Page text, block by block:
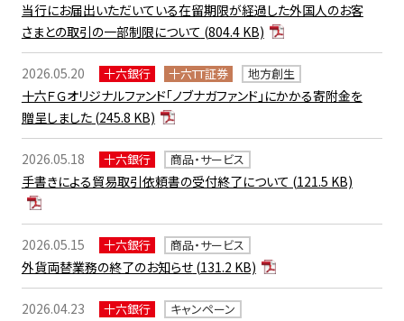
当行にお届出いただいている在留期限が経過した外国人のお客
さまとの取引の一部制限について (804.4 KB)
2026.05.20 十六銀行 十六TT証券 地方創生
十六ＦＧオリジナルファンド「ノブナガファンド」にかかる寄附金を
贈呈しました(245.8 KB)
2026.05.18 十六銀行 商品・サービス
手書きによる貿易取引依頼書の受付終了について (121.5 KB)
2026.05.15 十六銀行 商品・サービス
外貨両替業務の終了のお知らせ(131.2 KB)
2026.04.23 十六銀行 キャンペーン